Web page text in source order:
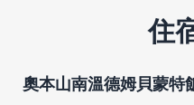
住
奧本山南溫德姆貝蒙特